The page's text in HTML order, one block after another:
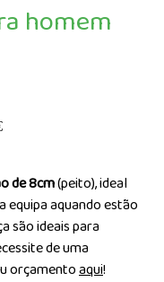
homem
de 8cm(peito), ideal
equipa aquando estão
são ideais para
de uma
orçamentoaqui!